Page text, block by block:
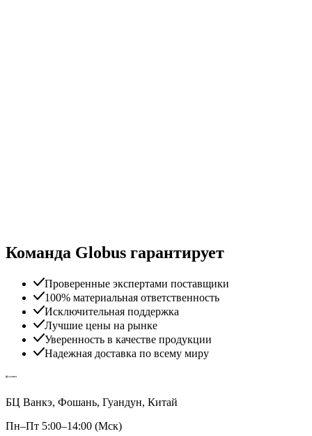
Команда Globus гарантирует
Проверенные экспертами поставщики
100% материальная ответственность
Исключительная поддержка
Лучшие цены на рынке
Уверенность в качестве продукции
Надежная доставка по всему миру
БЦ Ванкэ, Фошань, Гуандун, Китай
Пн–Пт 5:00–14:00 (Мск)